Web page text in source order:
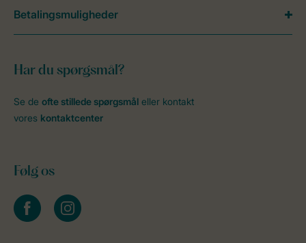
Har du spørgsmål?
Se de ofte stillede spørgsmål eller kontakt
vores kontaktcenter
Følg os
facebookinstagram
Betalingsmuligheder